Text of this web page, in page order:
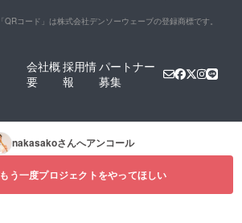
「QRコード」は株式会社デンソーウェーブの登録商標です。
会社概
要
採用情
報
パートナー
募集
nakasakoさんへアンコール
もう一度プロジェクトをやってほしい